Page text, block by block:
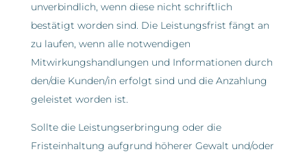
unverbindlich, wenn diese nicht schriftlich
bestätigt worden sind. Die Leistungsfrist fängt an
zu laufen, wenn alle notwendigen
Mitwirkungshandlungen und Informationen durch
den/die Kunden/in erfolgt sind und die Anzahlung
geleistet worden ist.
Sollte die Leistungserbringung oder die
Fristeinhaltung aufgrund höherer Gewalt und/oder